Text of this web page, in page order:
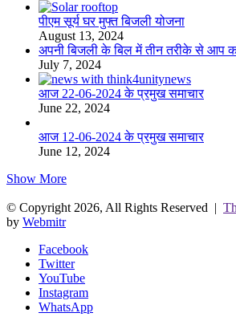
पीएम सूर्य घर मुफ्त बिजली योजना
August 13, 2024
अपनी बिजली के बिल में तीन तरीके से आप
July 7, 2024
आज 22-06-2024 के प्रमुख समाचार
June 22, 2024
आज 12-06-2024 के प्रमुख समाचार
June 12, 2024
Show More
© Copyright 2026, All Rights Reserved |
by Webmitr
Facebook
Twitter
YouTube
Instagram
WhatsApp